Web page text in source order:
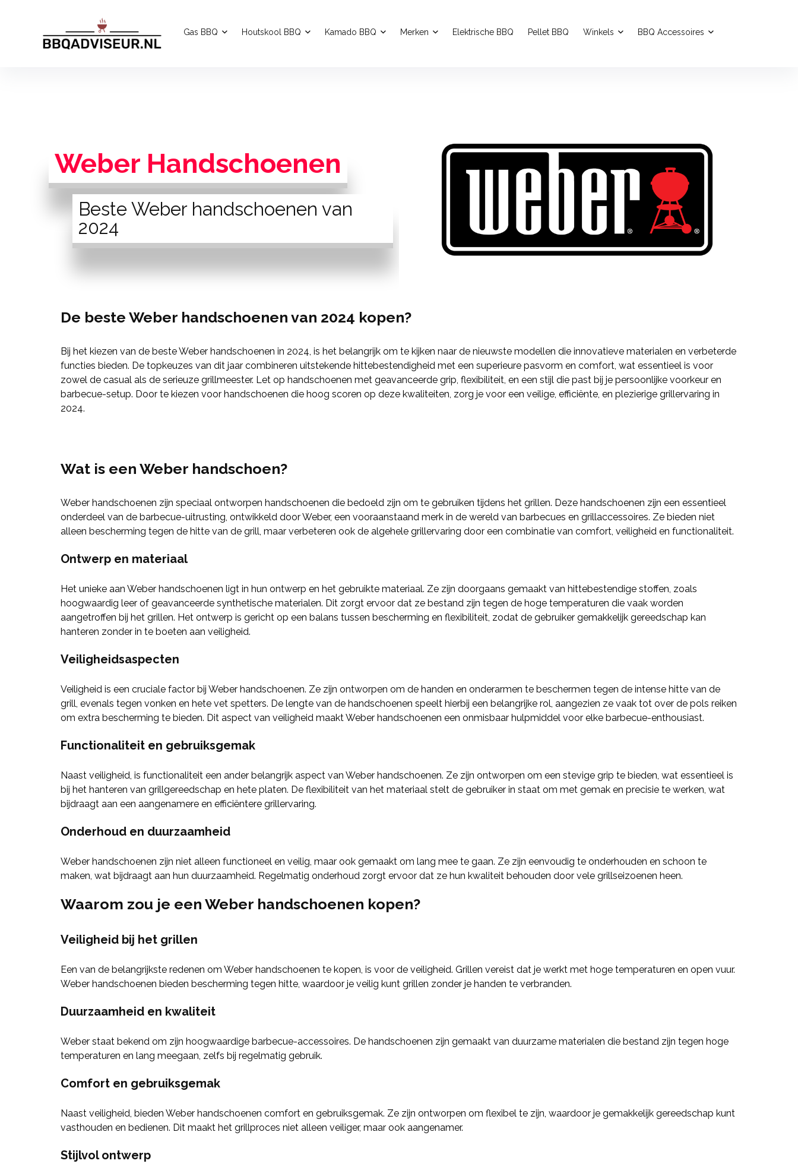
Gas BBQ Houtskool BBQ Kamado BBQ Merken Elektrische BBQ Pellet BBQ Winkels BBQ Accessoires
Weber Handschoenen
Beste Weber handschoenen van
2024
De beste Weber handschoenen van 2024 kopen?
Bij het kiezen van de beste Weber handschoenen in 2024, is het belangrijk om te kijken naar de nieuwste modellen die innovatieve materialen en verbeterde
functies bieden. De topkeuzes van dit jaar combineren uitstekende hittebestendigheid met een superieure pasvorm en comfort, wat essentieel is voor
zowel de casual als de serieuze grillmeester. Let op handschoenen met geavanceerde grip, flexibiliteit, en een stijl die past bij je persoonlijke voorkeur en
barbecue-setup. Door te kiezen voor handschoenen die hoog scoren op deze kwaliteiten, zorg je voor een veilige, efficiënte, en plezierige grillervaring in
2024.
Wat is een Weber handschoen?
Weber handschoenen zijn speciaal ontworpen handschoenen die bedoeld zijn om te gebruiken tijdens het grillen. Deze handschoenen zijn een essentieel
onderdeel van de barbecue-uitrusting, ontwikkeld door Weber, een vooraanstaand merk in de wereld van barbecues en grillaccessoires. Ze bieden niet
alleen bescherming tegen de hitte van de grill, maar verbeteren ook de algehele grillervaring door een combinatie van comfort, veiligheid en functionaliteit.
Ontwerp en materiaal
Het unieke aan Weber handschoenen ligt in hun ontwerp en het gebruikte materiaal. Ze zijn doorgaans gemaakt van hittebestendige stoffen, zoals
hoogwaardig leer of geavanceerde synthetische materialen. Dit zorgt ervoor dat ze bestand zijn tegen de hoge temperaturen die vaak worden
aangetroffen bij het grillen. Het ontwerp is gericht op een balans tussen bescherming en flexibiliteit, zodat de gebruiker gemakkelijk gereedschap kan
hanteren zonder in te boeten aan veiligheid.
Veiligheidsaspecten
Veiligheid is een cruciale factor bij Weber handschoenen. Ze zijn ontworpen om de handen en onderarmen te beschermen tegen de intense hitte van de
grill, evenals tegen vonken en hete vet spetters. De lengte van de handschoenen speelt hierbij een belangrijke rol, aangezien ze vaak tot over de pols reiken
om extra bescherming te bieden. Dit aspect van veiligheid maakt Weber handschoenen een onmisbaar hulpmiddel voor elke barbecue-enthousiast.
Functionaliteit en gebruiksgemak
Naast veiligheid, is functionaliteit een ander belangrijk aspect van Weber handschoenen. Ze zijn ontworpen om een stevige grip te bieden, wat essentieel is
bij het hanteren van grillgereedschap en hete platen. De flexibiliteit van het materiaal stelt de gebruiker in staat om met gemak en precisie te werken, wat
bijdraagt aan een aangenamere en efficiëntere grillervaring.
Onderhoud en duurzaamheid
Weber handschoenen zijn niet alleen functioneel en veilig, maar ook gemaakt om lang mee te gaan. Ze zijn eenvoudig te onderhouden en schoon te
maken, wat bijdraagt aan hun duurzaamheid. Regelmatig onderhoud zorgt ervoor dat ze hun kwaliteit behouden door vele grillseizoenen heen.
Waarom zou je een Weber handschoenen kopen?
Veiligheid bij het grillen
Een van de belangrijkste redenen om Weber handschoenen te kopen, is voor de veiligheid. Grillen vereist dat je werkt met hoge temperaturen en open vuur.
Weber handschoenen bieden bescherming tegen hitte, waardoor je veilig kunt grillen zonder je handen te verbranden.
Duurzaamheid en kwaliteit
Weber staat bekend om zijn hoogwaardige barbecue-accessoires. De handschoenen zijn gemaakt van duurzame materialen die bestand zijn tegen hoge
temperaturen en lang meegaan, zelfs bij regelmatig gebruik.
Comfort en gebruiksgemak
Naast veiligheid, bieden Weber handschoenen comfort en gebruiksgemak. Ze zijn ontworpen om flexibel te zijn, waardoor je gemakkelijk gereedschap kunt
vasthouden en bedienen. Dit maakt het grillproces niet alleen veiliger, maar ook aangenamer.
Stijlvol ontwerp